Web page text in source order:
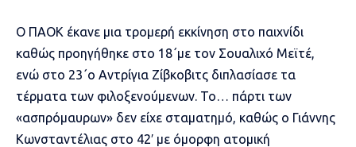
Ο ΠΑΟΚ έκανε μια τρομερή εκκίνηση στο παιχνίδι
καθώς προηγήθηκε στο 18΄με τον Σουαλιχό Μεϊτέ,
ενώ στο 23΄ο Αντρίγια Ζίβκοβιτς διπλασίασε τα
τέρματα των φιλοξενούμενων. Το… πάρτι των
«ασπρόμαυρων» δεν είχε σταματημό, καθώς ο Γιάννης
Κωνσταντέλιας στο 42′ με όμορφη ατομική